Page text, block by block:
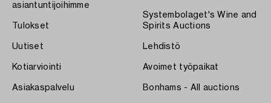
asiantuntijoihimme
Tulokset
Uutiset
Kotiarviointi
Asiakaspalvelu
Systembolaget's Wine and
Spirits Auctions
Lehdistö
Avoimet työpaikat
Bonhams - All auctions